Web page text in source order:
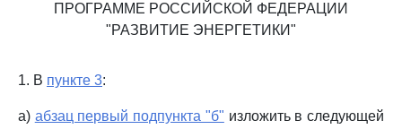
ПРОГРАММЕ РОССИЙСКОЙ ФЕДЕРАЦИИ
"РАЗВИТИЕ ЭНЕРГЕТИКИ"
1. В пункте 3:
а) абзац первый подпункта "б" изложить в следующей